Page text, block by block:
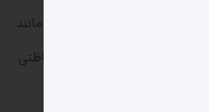
موجودات سایه‌مانند مانند
برای سرزمین‌های خود حفاظتی